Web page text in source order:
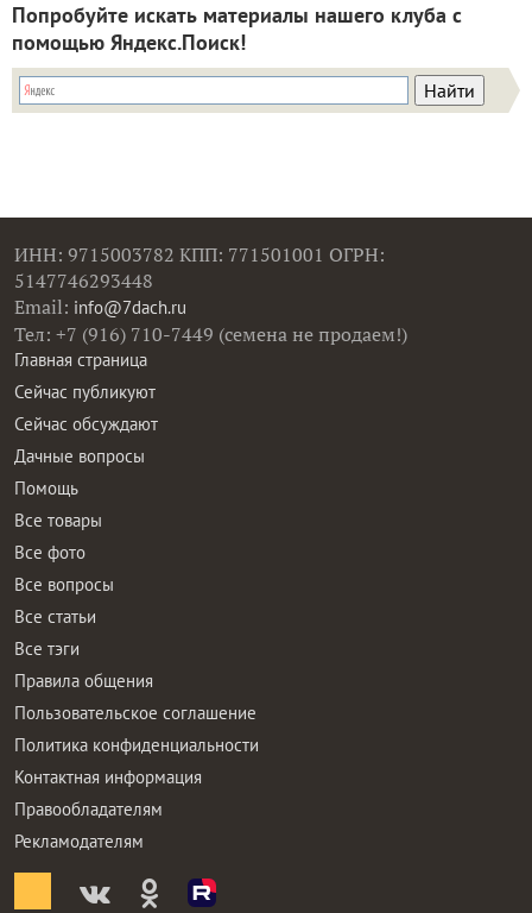
Попробуйте искать материалы нашего клуба с
помощью Яндекс.Поиск!
ИНН: 9715003782 КПП: 771501001 ОГРН:
5147746293448
Email: info@7dach.ru
Тел: +7 (916) 710-7449 (семена не продаем!)
Главная страница
Сейчас публикуют
Сейчас обсуждают
Дачные вопросы
Помощь
Все товары
Все фото
Все вопросы
Все статьи
Все тэги
Правила общения
Пользовательское соглашение
Политика конфиденциальности
Контактная информация
Правообладателям
Рекламодателям